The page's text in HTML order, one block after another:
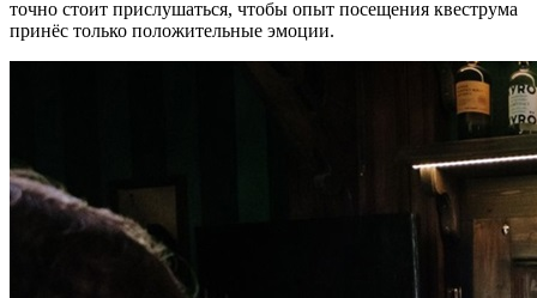
точно стоит прислушаться, чтобы опыт посещения квеструма
принёс только положительные эмоции.